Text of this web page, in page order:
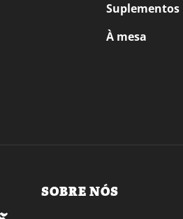
Suplementos
À mesa
SOBRE NÓS